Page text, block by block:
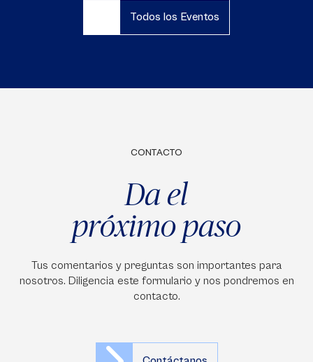
Todos los Eventos
CONTACTO
Da el
próximo paso
Tus comentarios y preguntas son importantes para
nosotros. Diligencia este formulario y nos pondremos en
contacto.